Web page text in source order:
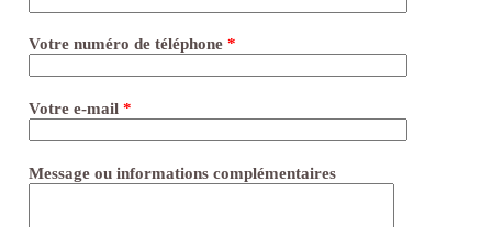
Votre numéro de téléphone*
Votre e-mail*
Message ou informations complémentaires